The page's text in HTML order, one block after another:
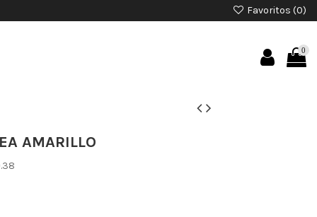
Favoritos (0)
0
AMARILLO